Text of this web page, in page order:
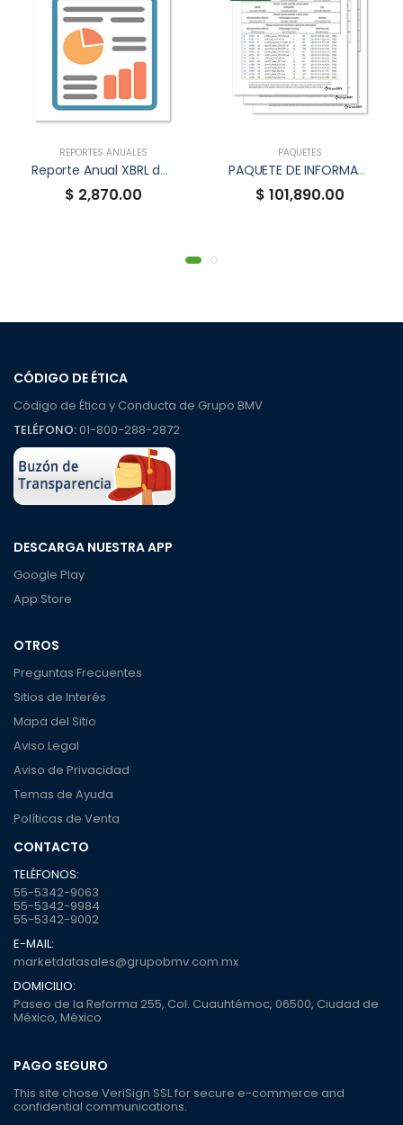
REPORTES ANUALES
Reporte Anual XBRL de AXO
$ 2,870.00
PAQUETES
PAQUETE DE INFORMACIÓN FINANCIERA TRIMESTRAL
$ 101,890.00
CÓDIGO DE ÉTICA
Código de Ética y Conducta de Grupo BMV
TELÉFONO:01-800-288-2872
DESCARGA NUESTRA APP
Google Play
App Store
OTROS
Preguntas Frecuentes
Sitios de Interés
Mapa del Sitio
Aviso Legal
Aviso de Privacidad
Temas de Ayuda
Políticas de Venta
CONTACTO
TELÉFONOS:
55-5342-9063
55-5342-9984
55-5342-9002
E-MAIL:
marketdatasales@grupobmv.com.mx
DOMICILIO:
Paseo de la Reforma 255, Col. Cuauhtémoc, 06500, Ciudad de
México, México
PAGO SEGURO
This site chose VeriSign SSL for secure e-commerce and
confidential communications.